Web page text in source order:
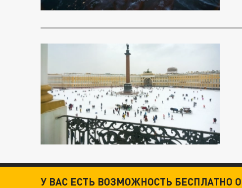
У ВАС ЕСТЬ ВОЗМОЖНОСТЬ БЕСПЛАТНО